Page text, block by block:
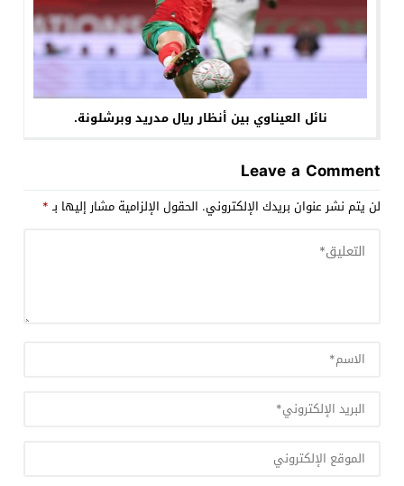
نائل العيناوي بين أنظار ريال مدريد وبرشلونة.
Leave a Comment
لن يتم نشر عنوان بريدك الإلكتروني. الحقول الإلزامية مشار إليها بـ*